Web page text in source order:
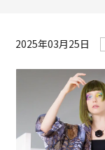
2025年03月25日